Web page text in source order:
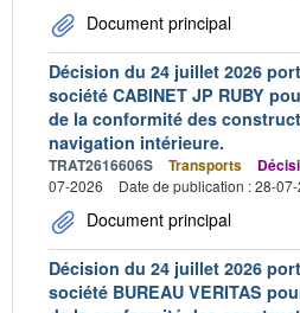
Document principal
Décision du 24 juillet 2026
société CABINET JP RUBY
de la conformité des
navigation intérieure.
TRAT2616606S Transports
07-2026
Date de publication : 28-
Document principal
Décision du 24 juillet 2026
société BUREAU VERITAS